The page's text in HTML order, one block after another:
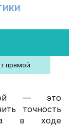
прямой
— это
точность
в ходе